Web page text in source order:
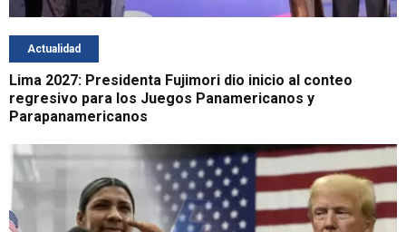
Actualidad
Lima 2027: Presidenta Fujimori dio inicio al conteo
regresivo para los Juegos Panamericanos y
Parapanamericanos